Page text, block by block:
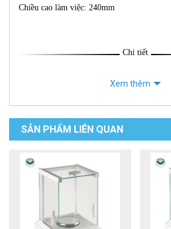
Chiều cao làm việc: 240mm
Chi tiết
Xem thêm
SẢN PHẨM LIÊN QUAN